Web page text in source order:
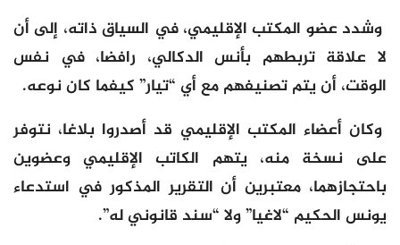
وشدد عضو المكتب الإقليمي، في السياق ذاته، إلى أن
لا علاقة تربطهم بأنس الدكالي، رافضا، في نفس
الوقت، أن يتم تصنيفهم مع أي “تيار” كيفما كان نوعه.
وكان أعضاء المكتب الإقليمي قد أصدروا بلاغا، نتوفر
على نسخة منه، يتهم الكاتب الإقليمي وعضوين
باحتجازهما، معتبرين أن التقرير المذكور في استدعاء
يونس الحكيم “لاغيا” ولا “سند قانوني له”.